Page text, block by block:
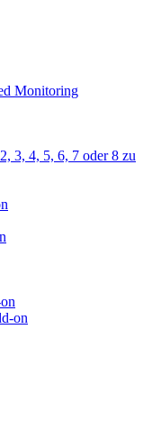
Monitoring
3, 4, 5, 6, 7 oder 8 zu
on